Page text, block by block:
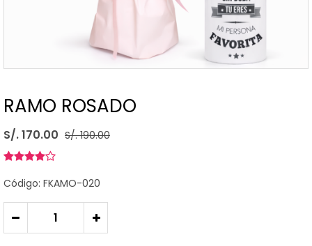
RAMO ROSADO
S/. 170.00 S/. 190.00
Código: FKAMO-020
- +